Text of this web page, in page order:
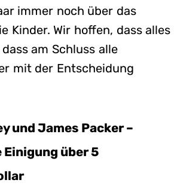
immer noch über das
Kinder. Wir hoffen, dass alles
am Schluss alle
mit der Entscheidung
und James Packer –
über 5